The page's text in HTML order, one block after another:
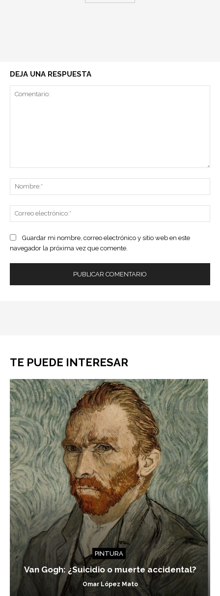
DEJA UNA RESPUESTA
Guardar mi nombre, correo electrónico y sitio web en este
navegador la próxima vez que comente.
TE PUEDE INTERESAR
PINTURA
Van Gogh: ¿Suicidio o muerte accidental?
Omar López Mato